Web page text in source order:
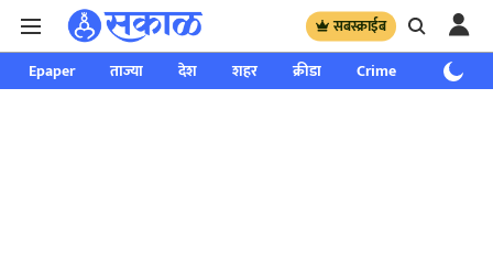
सबस्क्राईब
Epaper ताज्या देश शहर क्रीडा Crime साप्ताहिक